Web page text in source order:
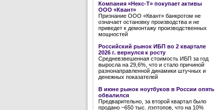
Компания «Некс-Т» покупает активы
ООО «Квант»
Признание ООО «Квант» банкротом не
означает остановку производства и не
приведет к демонтажу производственных
мощностей
Российский рынок ИБП во 2 квартале
2026 г. вернулся к росту
Средневзвешенная стоимость ИБП за год
выросла на 29,6%, что и стало причиной
разнонаправленной динамики штучных и
денежных показателей
В июне рынок ноутбуков в России опять
обвалился
Предварительно, за второй квартал было
продано ~650 тыс. лэптопов, что на 10%